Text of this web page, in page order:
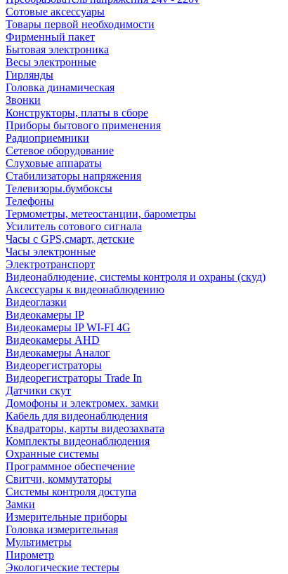
Сотовые аксессуары
Товары первой необходимости
Фирменный пакет
Бытовая электроника
Весы электронные
Гирлянды
Головка динамическая
Звонки
Конструкторы, платы в сборе
Приборы бытового применения
Радиоприемники
Сетевое оборудование
Слуховые аппараты
Стабилизаторы напряжения
Телевизоры.бумбоксы
Телефоны
Термометры, метеостанции, барометры
Усилитель сотового сигнала
Часы с GPS,смарт, детские
Часы электронные
Электротранспорт
Видеонаблюдение, системы контроля и охраны (скуд)
Аксессуары к видеонаблюдению
Видеоглазки
Видеокамеры IP
Видеокамеры IP WI-FI 4G
Видеокамеры AHD
Видеокамеры Аналог
Видеорегистраторы
Видеорегистраторы Trade In
Датчики скут
Домофоны и электромех. замки
Кабель для видеонаблюдения
Квадраторы, карты видеозахвата
Комплекты видеонаблюдения
Охранные системы
Программное обеспечение
Свитчи, коммутаторы
Системы контроля доступа
Замки
Измерительные приборы
Головка измерительная
Мультиметры
Пирометр
Экологические тестеры